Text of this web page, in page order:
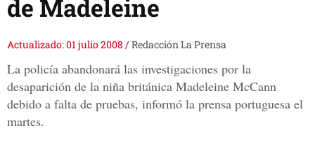
de Madeleine
Actualizado: 01 julio 2008 /Redacción La Prensa
La policía abandonará las investigaciones por la
desaparición de la niña británica Madeleine McCann
debido a falta de pruebas, informó la prensa portuguesa el
martes.